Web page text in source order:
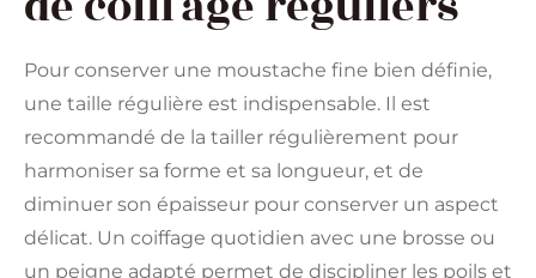
Pour conserver une moustache fine bien définie,
une taille régulière est indispensable. Il est
recommandé de la tailler régulièrement pour
harmoniser sa forme et sa longueur, et de
diminuer son épaisseur pour conserver un aspect
délicat. Un coiffage quotidien avec une brosse ou
un peigne adapté permet de discipliner les poils et